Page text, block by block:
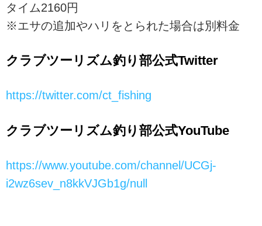
タイム2160円
※エサの追加やハリをとられた場合は別料金
クラブツーリズム釣り部公式Twitter
https://twitter.com/ct_fishing
クラブツーリズム釣り部公式YouTube
https://www.youtube.com/channel/UCGj-
i2wz6sev_n8kkVJGb1g/null